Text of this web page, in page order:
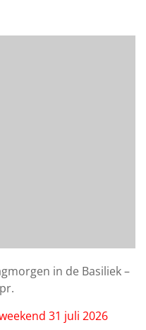
in de Basiliek –
31 juli 2026